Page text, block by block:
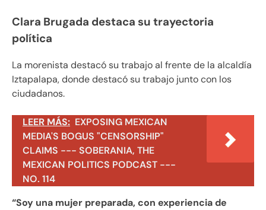
Clara Brugada destaca su trayectoria
política
La morenista destacó su trabajo al frente de la alcaldía
Iztapalapa, donde destacó su trabajo junto con los
ciudadanos.
LEER MÁS: EXPOSING MEXICAN
MEDIA'S BOGUS "CENSORSHIP"
CLAIMS --- SOBERANIA, THE
MEXICAN POLITICS PODCAST ---
NO. 114
“Soy una mujer preparada, con experiencia de